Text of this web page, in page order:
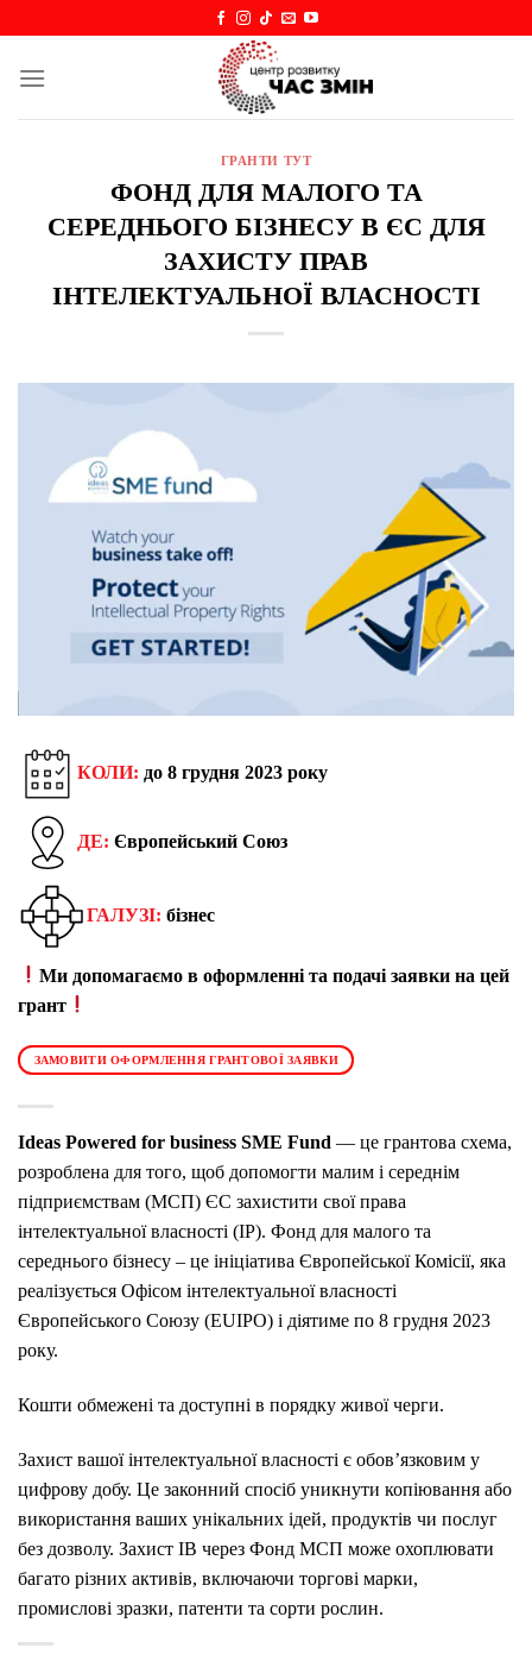
content
ГРАНТИ ТУТ
ФОНД ДЛЯ МАЛОГО ТА
СЕРЕДНЬОГО БІЗНЕСУ В ЄС ДЛЯ
ЗАХИСТУ ПРАВ
ІНТЕЛЕКТУАЛЬНОЇ ВЛАСНОСТІ
КОЛИ: до 8 грудня 2023 року
ДЕ: Європейський Союз
ГАЛУЗІ: бізнес
Ми допомагаємо в оформленні та подачі заявки на цей
грант
ЗАМОВИТИ ОФОРМЛЕННЯ ГРАНТОВОЇ ЗАЯВКИ
Ideas Powered for business SME Fund — це грантова схема,
розроблена для того, щоб допомогти малим і середнім
підприємствам (МСП) ЄС захистити свої права
інтелектуальної власності (IP). Фонд для малого та
середнього бізнесу – це ініціатива Європейської Комісії, яка
реалізується Офісом інтелектуальної власності
Європейського Союзу (EUIPO) і діятиме по 8 грудня 2023
року.
Кошти обмежені та доступні в порядку живої черги.
Захист вашої інтелектуальної власності є обов’язковим у
цифрову добу. Це законний спосіб уникнути копіювання або
використання ваших унікальних ідей, продуктів чи послуг
без дозволу. Захист ІВ через Фонд МСП може охоплювати
багато різних активів, включаючи торгові марки,
промислові зразки, патенти та сорти рослин.